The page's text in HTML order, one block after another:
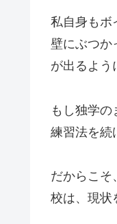
私自身もボ
壁にぶつか
が出るよう
もし独学
練習法を続
だからこそ
校は、現状